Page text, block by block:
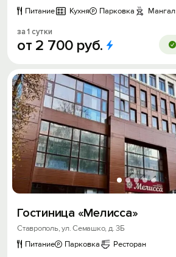
Питание
Кухня Парковка Мангал
за 1 сутки
от 2 700 руб.
Гостиница «Мелисса»
Ставрополь, ул. Семашко, д. 3Б
Питание
Парковка Ресторан